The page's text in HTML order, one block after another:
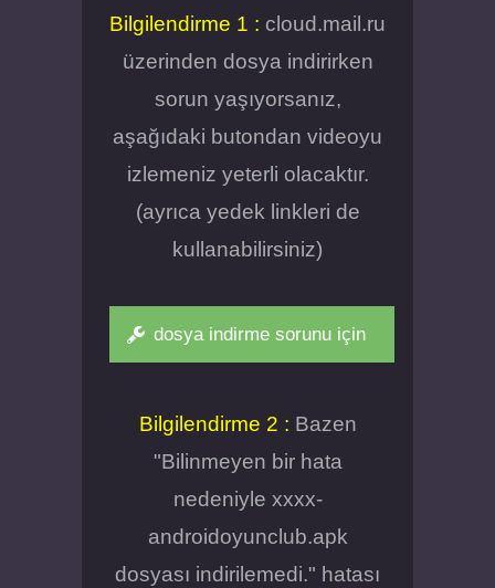
Bilgilendirme 1 : cloud.mail.ru
üzerinden dosya indirirken
sorun yaşıyorsanız,
aşağıdaki butondan videoyu
izlemeniz yeterli olacaktır.
(ayrıca yedek linkleri de
kullanabilirsiniz)
dosya indirme sorunu için
Bilgilendirme 2 : Bazen
"Bilinmeyen bir hata
nedeniyle xxxx-
androidoyunclub.apk
dosyası indirilemedi." hatası